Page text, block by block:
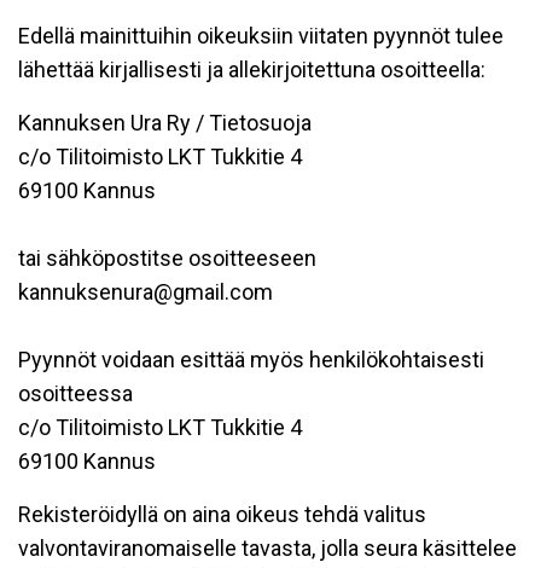
Edellä mainittuihin oikeuksiin viitaten pyynnöt tulee
lähettää kirjallisesti ja allekirjoitettuna osoitteella:
Kannuksen Ura Ry / Tietosuoja
c/o Tilitoimisto LKT Tukkitie 4
69100 Kannus
tai sähköpostitse osoitteeseen
kannuksenura@gmail.com
Pyynnöt voidaan esittää myös henkilökohtaisesti
osoitteessa
c/o Tilitoimisto LKT Tukkitie 4
69100 Kannus
Rekisteröidyllä on aina oikeus tehdä valitus
valvontaviranomaiselle tavasta, jolla seura käsittelee